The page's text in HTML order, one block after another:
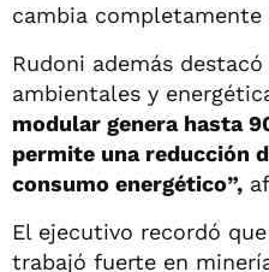
cambia completamente
Rudoni además
ambientales y
modular genera hasta
permite una reducción
consumo energético”,
El ejecutivo recordó
trabajó fuerte en